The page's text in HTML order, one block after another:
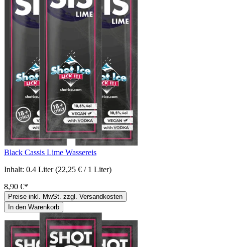
Black Cassis Lime Wassereis
Inhalt: 0.4 Liter(22,25 € / 1 Liter)
8,90 €*
Preise inkl. MwSt. zzgl. Versandkosten
In den Warenkorb